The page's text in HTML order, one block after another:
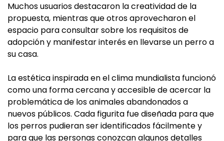
Muchos usuarios destacaron la creatividad de la
propuesta, mientras que otros aprovecharon el
espacio para consultar sobre los requisitos de
adopción y manifestar interés en llevarse un perro a
su casa.
La estética inspirada en el clima mundialista funcionó
como una forma cercana y accesible de acercar la
problemática de los animales abandonados a
nuevos públicos. Cada figurita fue diseñada para que
los perros pudieran ser identificados fácilmente y
para que las personas conozcan algunos detalles